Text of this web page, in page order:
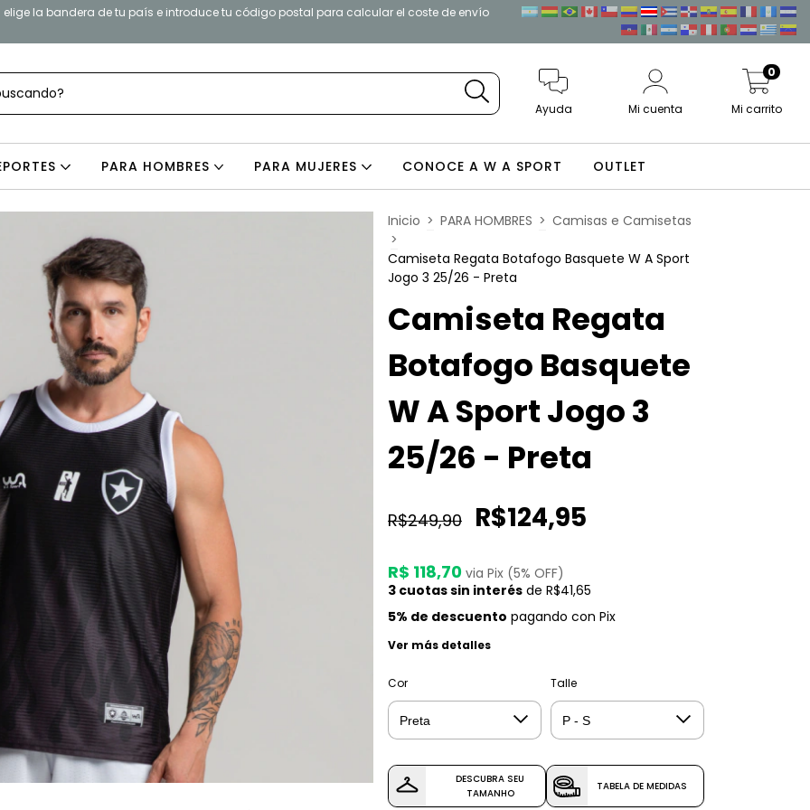
elige la bandera de tu país e introduce tu código postal para calcular el coste de envío
Ayuda Mi cuenta Mi carrito
0
PARA HOMBRES PARA MUJERES CONOCE A W A SPORT OUTLET
Inicio > PARA HOMBRES > Camisas e Camisetas
>
Camiseta Regata Botafogo Basquete W A Sport
Jogo 3 25/26 - Preta
Camiseta Regata
Botafogo Basquete
W A Sport Jogo 3
25/26 - Preta
R$249,90 R$124,95
R$ 118,70 via Pix (5% OFF)
3 cuotas sin interés de R$41,65
5% de descuento pagando con Pix
Ver más detalles
Cor Talle
DESCUBRA SEU
TAMANHO
TABELA DE MEDIDAS